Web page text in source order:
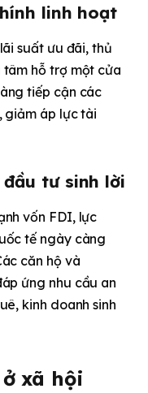
linh hoạt
suất ưu đãi, thủ
hỗ trợ một cửa
tiếp cận các
giảm áp lực tài
tư sinh lời
vốn FDI, lực
tế ngày càng
căn hộ và
ứng nhu cầu an
kinh doanh sinh
xã hội